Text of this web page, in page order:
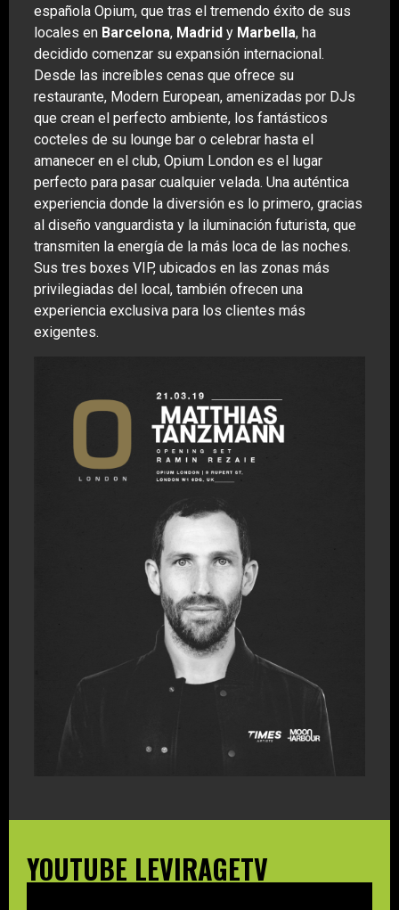
española Opium, que tras el tremendo éxito de sus
locales en Barcelona, Madrid y Marbella, ha
decidido comenzar su expansión internacional.
Desde las increíbles cenas que ofrece su
restaurante, Modern European, amenizadas por DJs
que crean el perfecto ambiente, los fantásticos
cocteles de su lounge bar o celebrar hasta el
amanecer en el club, Opium London es el lugar
perfecto para pasar cualquier velada. Una auténtica
experiencia donde la diversión es lo primero, gracias
al diseño vanguardista y la iluminación futurista, que
transmiten la energía de la más loca de las noches.
Sus tres boxes VIP, ubicados en las zonas más
privilegiadas del local, también ofrecen una
experiencia exclusiva para los clientes más
exigentes.
YOUTUBE LEVIRAGETV